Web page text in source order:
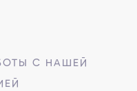
С НАШЕЙ